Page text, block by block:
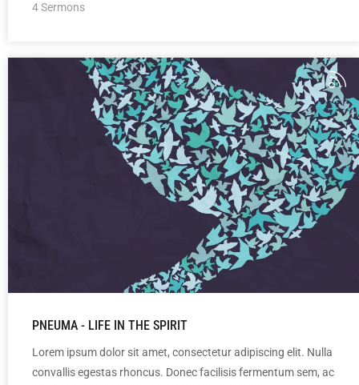
4 Sermons
PNEUMA - LIFE IN THE SPIRIT
Lorem ipsum dolor sit amet, consectetur adipiscing elit. Nulla
convallis egestas rhoncus. Donec facilisis fermentum sem, ac